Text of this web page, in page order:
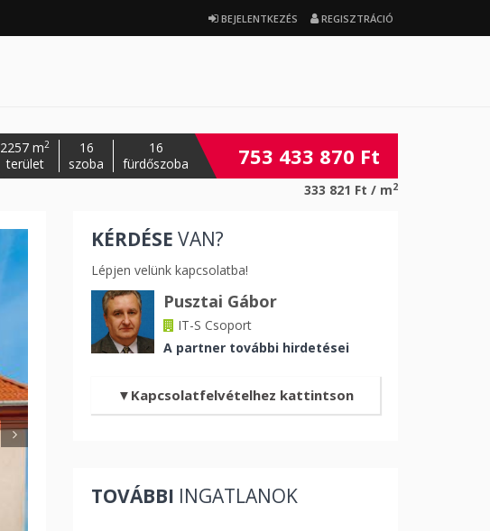
BEJELENTKEZÉS REGISZTRÁCIÓ
2257 m2
terület
16
szoba
16
fürdőszoba
753 433 870 Ft
333 821 Ft / m2
KövetkezőKÉRDÉSE VAN?
Lépjen velünk kapcsolatba!
Pusztai Gábor
IT-S Csoport
A partner további hirdetései
Kapcsolatfelvételhez kattintson
TOVÁBBI INGATLANOK